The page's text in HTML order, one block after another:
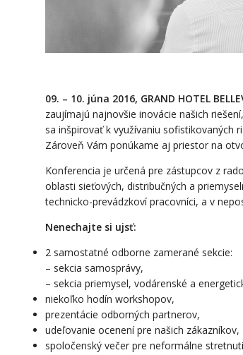
09. – 10. júna 2016, GRAND HOTEL
zaujímajú najnovšie inovácie našich
sa inšpirovať k využívaniu sofistikovaných
Zároveň Vám ponúkame aj priestor na
Konferencia je určená pre zástupcov z
oblasti sieťových, distribučných a
technicko-prevádzkoví pracovníci, a v
Nenechajte si ujsť:
2 samostatné odborne zamerané sekcie:
– sekcia samosprávy,
– sekcia priemysel, vodárenské a
niekoľko hodín workshopov,
prezentácie odborných partnerov,
udeľovanie ocenení pre našich zákazníkov,
spoločenský večer pre neformálne